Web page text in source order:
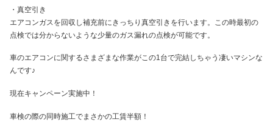
・真空引き
エアコンガスを回収し補充前にきっちり真空引きを行います。この時最初の
点検では分からないような少量のガス漏れの点検が可能です。
車のエアコンに関するさまざまな作業がこの1台で完結しちゃう凄いマシンな
んです♪
現在キャンペーン実施中！
車検の際の同時施工でまさかの工賃半額！